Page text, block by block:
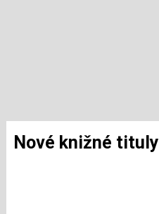
Nové knižné tituly